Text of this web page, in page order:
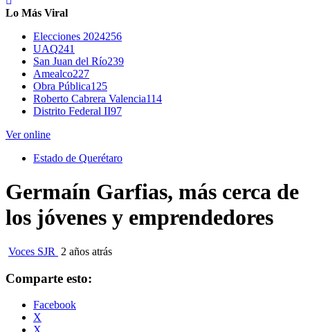
Lo Más Viral
Elecciones 2024256
UAQ241
San Juan del Río239
Amealco227
Obra Pública125
Roberto Cabrera Valencia114
Distrito Federal II97
Ver online
Estado de Querétaro
Germaín Garfias, más cerca de
los jóvenes y emprendedores
Voces SJR 2 años atrás
Comparte esto:
Facebook
X